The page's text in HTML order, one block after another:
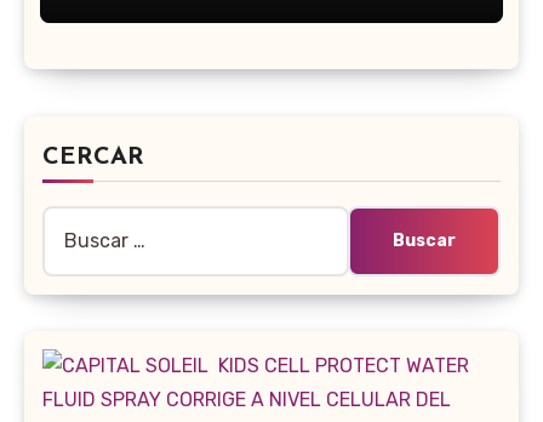
CERCAR